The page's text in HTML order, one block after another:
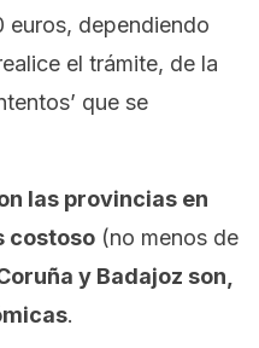
euros, dependiendo
el trámite, de la
que se
las provincias en
costoso (no menos de
y Badajoz son,
.